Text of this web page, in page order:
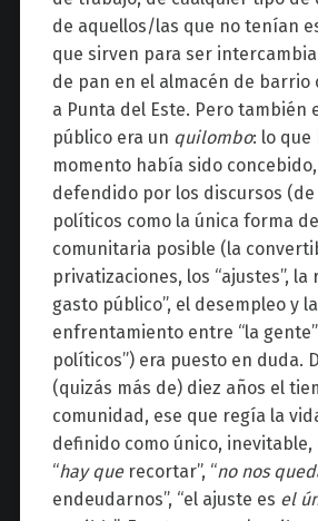
de aquellos/las que no tenían
que sirven para ser
de pan en el almacén de barrio
a Punta del Este. Pero también
público era un quilombo: lo que
momento había sido
defendido por los discursos (de
políticos como la única forma
comunitaria posible (la
privatizaciones, los “ajustes”, la
gasto público”, el desempleo y
enfrentamiento entre “la gente”
políticos”) era puesto en duda.
(quizás más de) diez años el
comunidad, ese que regía la
definido como único, inevitable,
“hay querecortar”, “no nos
endeudarnos”, “el ajuste es el